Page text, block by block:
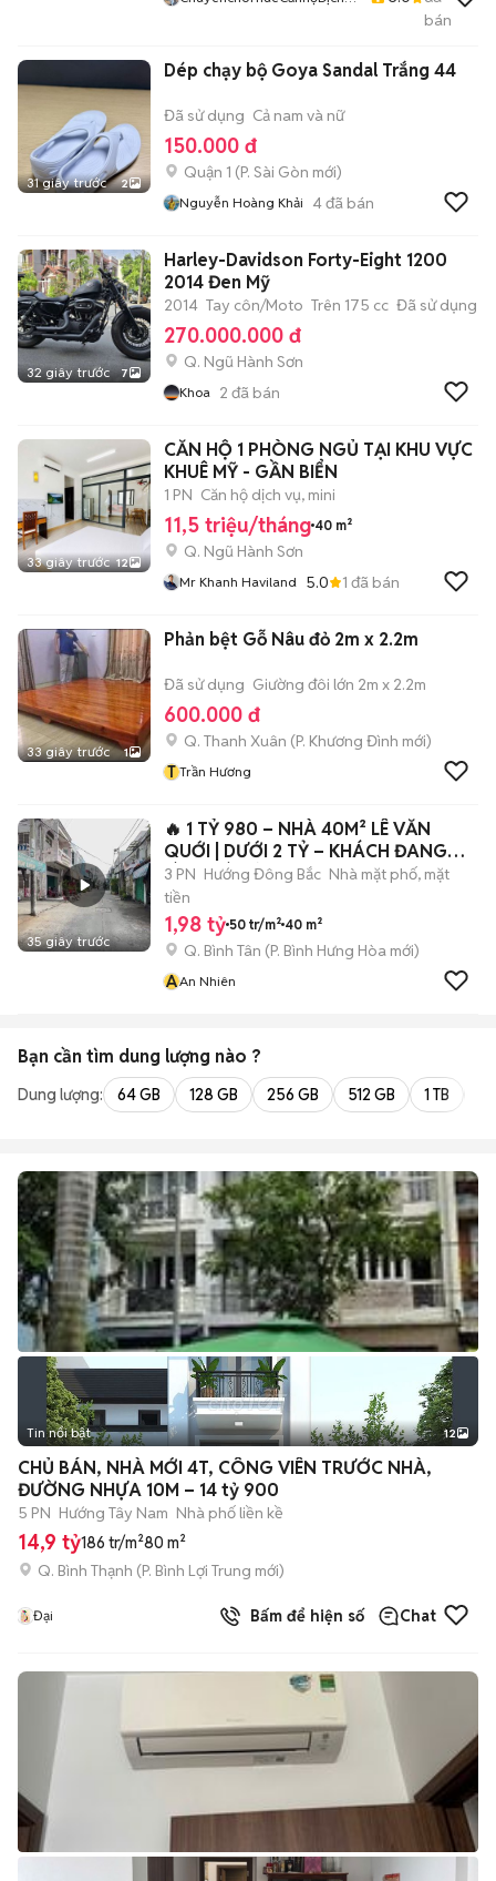
bán
31 giây trước 2
Dép chạy bộ Goya Sandal Trắng 44
Đã sử dụng Cả nam và nữ
150.000 đ
Quận 1 (P. Sài Gòn mới)
Nguyễn Hoàng Khải 4đã bán
32 giây trước 7
Harley-Davidson Forty-Eight 1200
2014 Đen Mỹ
2014 Tay côn/Moto Trên 175 cc Đã sử dụng
270.000.000 đ
Q. Ngũ Hành Sơn
Khoa 2 đã bán
33 giây trước 12
CĂN HỘ 1 PHÒNG NGỦ TẠI KHU VỰC
KHUÊ MỸ - GẦN BIỂN
1 PN Căn hộ dịch vụ, mini
11,5 triệu/tháng 40 m²
Q. Ngũ Hành Sơn
Mr Khanh Haviland 5.0 1 đã bán
33 giây trước 1
Phản bệt Gỗ Nâu đỏ 2m x 2.2m
Đã sử dụng Giường đôi lớn 2m x 2.2m
600.000 đ
Q. Thanh Xuân (P. Khương Đình mới)
T Trần Hương
35 giây trước
🔥 1 TỶ 980 – NHÀ 40M² LÊ VĂN
QUỚI | DƯỚI 2 TỶ – KHÁCH ĐANG
TÌM NHÀ ĐỪN
3 PN Hướng Đông Bắc Nhà mặt phố, mặt
tiền
1,98 tỷ 50 tr/m² 40 m²
Q. Bình Tân (P. Bình Hưng Hòa mới)
AAn Nhiên
Bạn cần tìm dung lượng nào ?
Dung lượng: 64 GB 128 GB 256 GB 512 GB 1 TB
+2
Tin nổi bật 12
CHỦ BÁN, NHÀ MỚI 4T, CÔNG VIÊN TRƯỚC NHÀ,
ĐƯỜNG NHỰA 10M – 14 tỷ 900
5 PN Hướng Tây Nam Nhà phố liền kề
14,9 tỷ186 tr/m²80 m²
Q. Bình Thạnh (P. Bình Lợi Trung mới)
Đại Bấm để hiện số Chat